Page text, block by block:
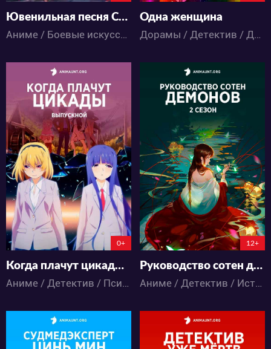
Ювенильная песня Сезон 2
Аниме / Боевые искусства / Детектив / Исторический / Приключения / Экшен
Одна женщина
Дорамы / Детектив / Драма / Романтика
14549
20 11
0+
Когда плачут цикады: Выпускной
Аниме / Детектив / Психология / Паранормальное / Триллер / Ужасы
24058
11 16
12+
Руководство сотен демонов 2
Аниме / Детектив / Исторический / Приключения / Паранормальное / Фэнтези